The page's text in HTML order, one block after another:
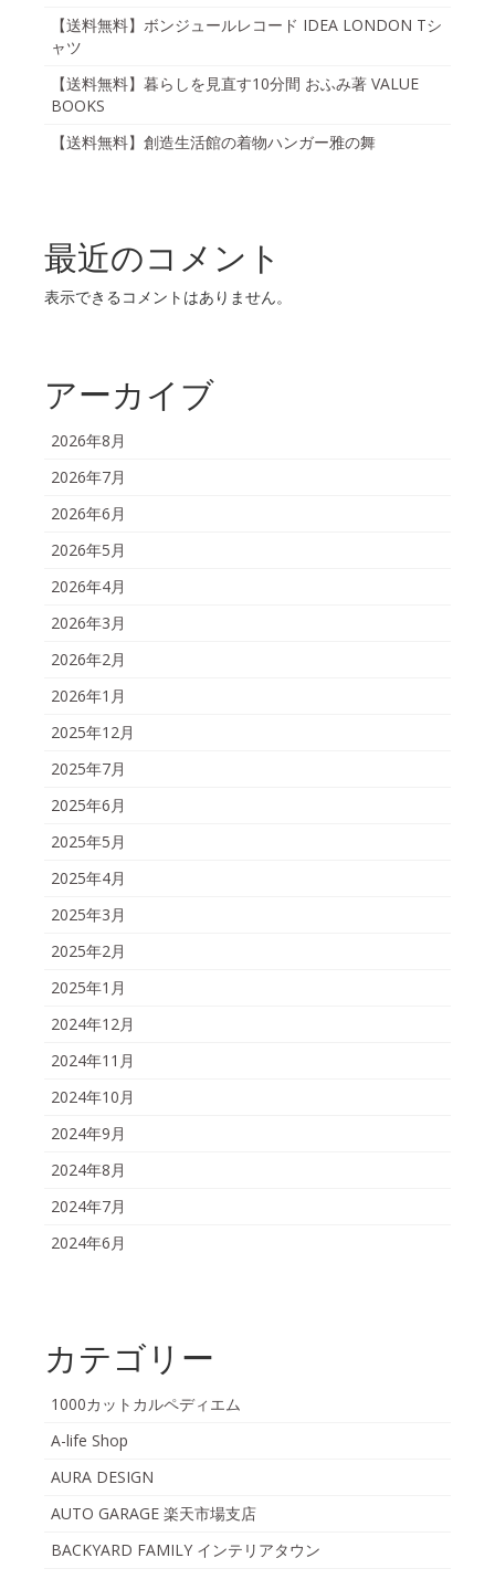
【送料無料】ボンジュールレコード IDEA LONDON Tシ
ャツ
【送料無料】暮らしを見直す10分間 おふみ著 VALUE
BOOKS
【送料無料】創造生活館の着物ハンガー雅の舞
最近のコメント
表示できるコメントはありません。
アーカイブ
2026年8月
2026年7月
2026年6月
2026年5月
2026年4月
2026年3月
2026年2月
2026年1月
2025年12月
2025年7月
2025年6月
2025年5月
2025年4月
2025年3月
2025年2月
2025年1月
2024年12月
2024年11月
2024年10月
2024年9月
2024年8月
2024年7月
2024年6月
カテゴリー
1000カットカルペディエム
A-life Shop
AURA DESIGN
AUTO GARAGE 楽天市場支店
BACKYARD FAMILY インテリアタウン